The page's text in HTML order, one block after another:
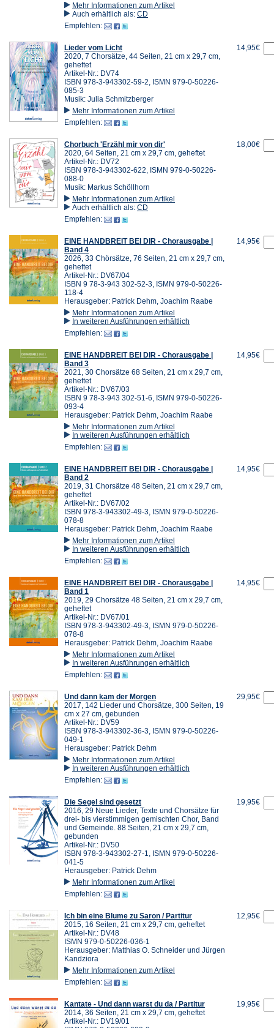
Mehr Informationen zum Artikel
Auch erhältlich als: CD
Empfehlen:
Lieder vom Licht
2020, 7 Chorsätze, 44 Seiten, 21 cm x 29,7 cm,
geheftet
Artikel-Nr.: DV74
ISBN 978-3-943302-59-2, ISMN 979-0-50226-
085-3
Musik: Julia Schmitzberger
Mehr Informationen zum Artikel
Empfehlen:
14,95€
Chorbuch 'Erzähl mir von dir'
2020, 64 Seiten, 21 cm x 29,7 cm, geheftet
Artikel-Nr.: DV72
ISBN 978-3-943302-622, ISMN 979-0-50226-
088-0
Musik: Markus Schöllhorn
Mehr Informationen zum Artikel
Auch erhältlich als: CD
Empfehlen:
18,00€
EINE HANDBREIT BEI DIR - Chorausgabe |
Band 4
2026, 33 Chörsätze, 76 Seiten, 21 cm x 29,7 cm,
geheftet
Artikel-Nr.: DV67/04
ISBN 9 78-3-943 302-52-3, ISMN 979-0-50226-
118-4
Herausgeber: Patrick Dehm, Joachim Raabe
Mehr Informationen zum Artikel
In weiteren Ausführungen erhältlich
Empfehlen:
14,95€
EINE HANDBREIT BEI DIR - Chorausgabe |
Band 3
2021, 30 Chorsätze 68 Seiten, 21 cm x 29,7 cm,
geheftet
Artikel-Nr.: DV67/03
ISBN 9 78-3-943 302-51-6, ISMN 979-0-50226-
093-4
Herausgeber: Patrick Dehm, Joachim Raabe
Mehr Informationen zum Artikel
In weiteren Ausführungen erhältlich
Empfehlen:
14,95€
EINE HANDBREIT BEI DIR - Chorausgabe |
Band 2
2019, 31 Chorsätze 48 Seiten, 21 cm x 29,7 cm,
geheftet
Artikel-Nr.: DV67/02
ISBN 978-3-943302-49-3, ISMN 979-0-50226-
078-8
Herausgeber: Patrick Dehm, Joachim Raabe
Mehr Informationen zum Artikel
In weiteren Ausführungen erhältlich
Empfehlen:
14,95€
EINE HANDBREIT BEI DIR - Chorausgabe |
Band 1
2019, 29 Chorsätze 48 Seiten, 21 cm x 29,7 cm,
geheftet
Artikel-Nr.: DV67/01
ISBN 978-3-943302-49-3, ISMN 979-0-50226-
078-8
Herausgeber: Patrick Dehm, Joachim Raabe
Mehr Informationen zum Artikel
In weiteren Ausführungen erhältlich
Empfehlen:
14,95€
Und dann kam der Morgen
2017, 142 Lieder und Chorsätze, 300 Seiten, 19
cm x 27 cm, gebunden
Artikel-Nr.: DV59
ISBN 978-3-943302-36-3, ISMN 979-0-50226-
049-1
Herausgeber: Patrick Dehm
Mehr Informationen zum Artikel
In weiteren Ausführungen erhältlich
Empfehlen:
29,95€
Die Segel sind gesetzt
2016, 29 Neue Lieder, Texte und Chorsätze für
drei- bis vierstimmigen gemischten Chor, Band
und Gemeinde. 88 Seiten, 21 cm x 29,7 cm,
gebunden
Artikel-Nr.: DV50
ISBN 978-3-943302-27-1, ISMN 979-0-50226-
041-5
Herausgeber: Patrick Dehm
Mehr Informationen zum Artikel
Empfehlen:
19,95€
Ich bin eine Blume zu Saron / Partitur
2015, 16 Seiten, 21 cm x 29,7 cm, geheftet
Artikel-Nr.: DV48
ISMN 979-0-50226-036-1
Herausgeber: Matthias O. Schneider und Jürgen
Kandziora
Mehr Informationen zum Artikel
Empfehlen:
12,95€
Kantate - Und dann warst du da / Partitur
2014, 36 Seiten, 21 cm x 29,7 cm, geheftet
Artikel-Nr.: DV19/01
19,95€